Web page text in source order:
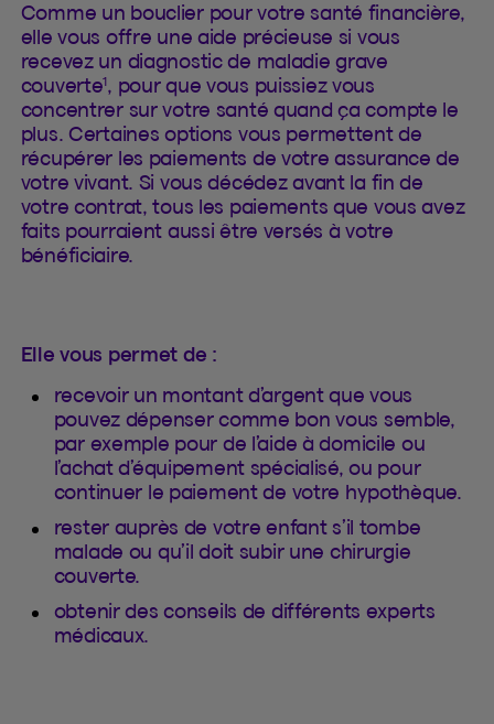
Comme un bouclier pour votre santé financière,
elle vous offre une aide précieuse si vous
recevez un diagnostic de maladie grave
couverte1, pour que vous puissiez vous
concentrer sur votre santé quand ça compte le
plus. Certaines options vous permettent de
récupérer les paiements de votre assurance de
votre vivant. Si vous décédez avant la fin de
votre contrat, tous les paiements que vous avez
faits pourraient aussi être versés à votre
bénéficiaire.
Elle vous permet de :
recevoir un montant d’argent que vous
pouvez dépenser comme bon vous semble,
par exemple pour de l’aide à domicile ou
l’achat d’équipement spécialisé, ou pour
continuer le paiement de votre hypothèque.
rester auprès de votre enfant s’il tombe
malade ou qu’il doit subir une chirurgie
couverte.
obtenir des conseils de différents experts
médicaux.